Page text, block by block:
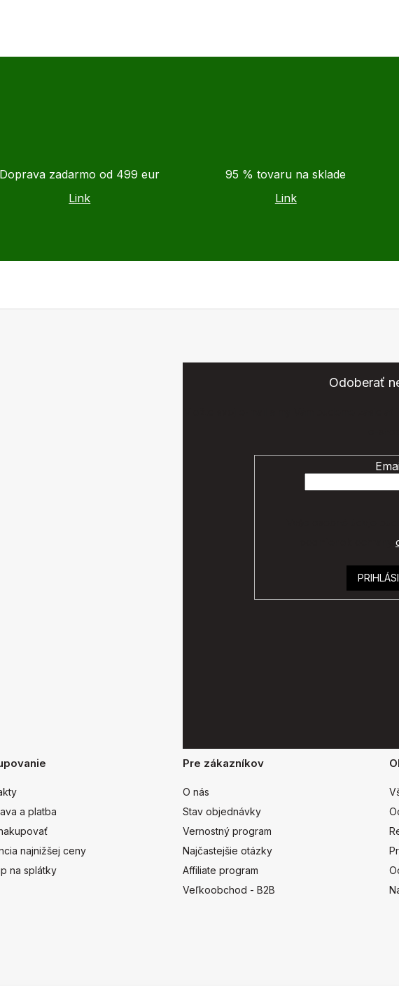
Doprava zadarmo od 499 eur
Link
95 % tovaru na sklade
Link
Odoberať
a platba
najnižšej ceny
na splátky
Pre zákazníkov
O nás
Stav objednávky
Vernostný program
Najčastejšie otázky
Affiliate program
Veľkoobchod - B2B